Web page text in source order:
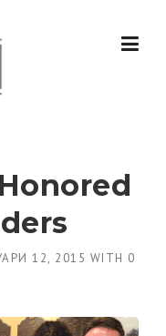
12, 2015 WITH 0